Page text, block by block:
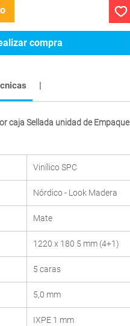
compra
|
caja Sellada unidad de Empaque
Vinílico SPC
Nórdico - Look Madera
Mate
1220 x 180 5 mm (4+1)
5 caras
5,0 mm
IXPE 1 mm